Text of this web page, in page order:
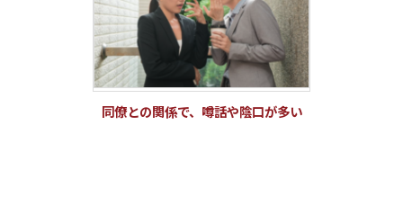
同僚との関係で、噂話や陰口が多い